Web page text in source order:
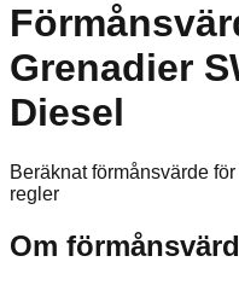
Grenadier
Diesel
Beräknat förmånsvärde
regler
Om